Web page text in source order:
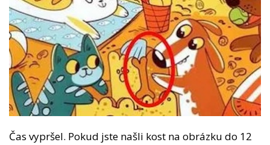
Čas vypršel. Pokud jste našli kost na obrázku do 12